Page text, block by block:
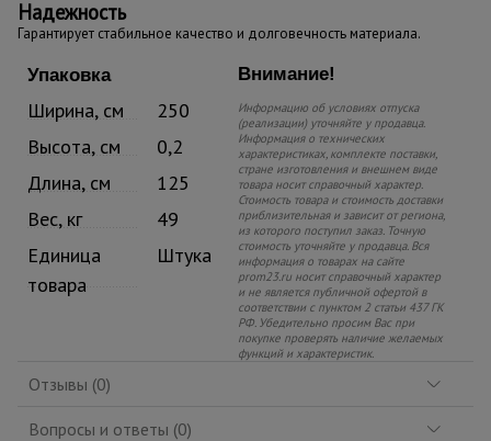
Надежность
Гарантирует стабильное качество и долговечность материала.
Упаковка
Ширина, см
250
Высота, см
0,2
Длина, см
125
Вес, кг
49
Единица
товара
Штука
Внимание!
Информацию об условиях отпуска
(реализации) уточняйте у продавца.
Информация о технических
характеристиках, комплекте поставки,
стране изготовления и внешнем виде
товара носит справочный характер.
Стоимость товара и стоимость доставки
приблизительная и зависит от региона,
из которого поступил заказ. Точную
стоимость уточняйте у продавца. Вся
информация о товарах на сайте
prom23.ru носит справочный характер
и не является публичной офертой в
соответствии с пунктом 2 статьи 437 ГК
РФ. Убедительно просим Вас при
покупке проверять наличие желаемых
функций и характеристик.
Отзывы (0)
Вопросы и ответы (0)